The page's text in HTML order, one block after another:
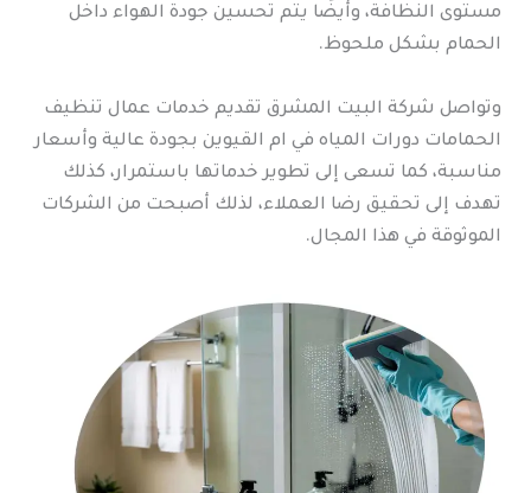
مستوى النظافة، وأيضًا يتم تحسين جودة الهواء داخل
الحمام بشكل ملحوظ.
وتواصل شركة البيت المشرق تقديم خدمات عمال تنظيف
الحمامات دورات المياه في ام القيوين بجودة عالية وأسعار
مناسبة، كما تسعى إلى تطوير خدماتها باستمرار، كذلك
تهدف إلى تحقيق رضا العملاء، لذلك أصبحت من الشركات
الموثوقة في هذا المجال.